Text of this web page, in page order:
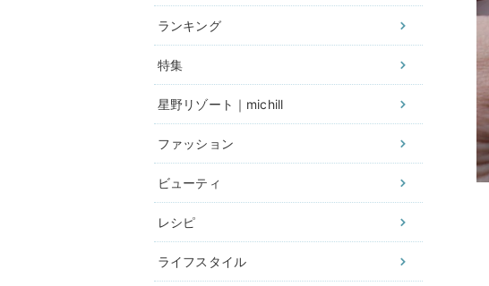
ランキング
特集
星野リゾート｜michill
ファッション
ビューティ
レシピ
ライフスタイル